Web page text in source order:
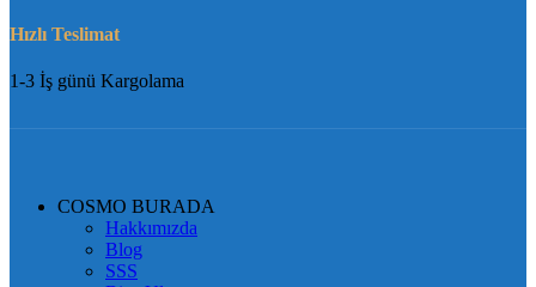
Hızlı Teslimat
1-3 İş günü Kargolama
COSMO BURADA
Hakkımızda
Blog
SSS